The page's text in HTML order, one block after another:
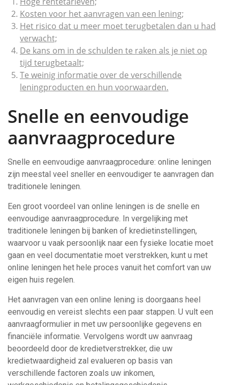
Kosten voor het aanvragen van een lening;
Het risico dat u meer moet terugbetalen dan u had
verwacht;
De kans om in de schulden te raken als je niet op
tijd terugbetaalt;
Te weinig informatie over de verschillende
leningproducten en hun voorwaarden.
Snelle en eenvoudige
aanvraagprocedure
Snelle en eenvoudige aanvraagprocedure: online leningen
zijn meestal veel sneller en eenvoudiger te aanvragen dan
traditionele leningen.
Een groot voordeel van online leningen is de snelle en
eenvoudige aanvraagprocedure. In vergelijking met
traditionele leningen bij banken of kredietinstellingen,
waarvoor u vaak persoonlijk naar een fysieke locatie moet
gaan en veel documentatie moet verstrekken, kunt u met
online leningen het hele proces vanuit het comfort van uw
eigen huis regelen.
Het aanvragen van een online lening is doorgaans heel
eenvoudig en vereist slechts een paar stappen. U vult een
aanvraagformulier in met uw persoonlijke gegevens en
financiële informatie. Vervolgens wordt uw aanvraag
beoordeeld door de kredietverstrekker, die uw
kredietwaardigheid zal evalueren op basis van
verschillende factoren zoals uw inkomen,